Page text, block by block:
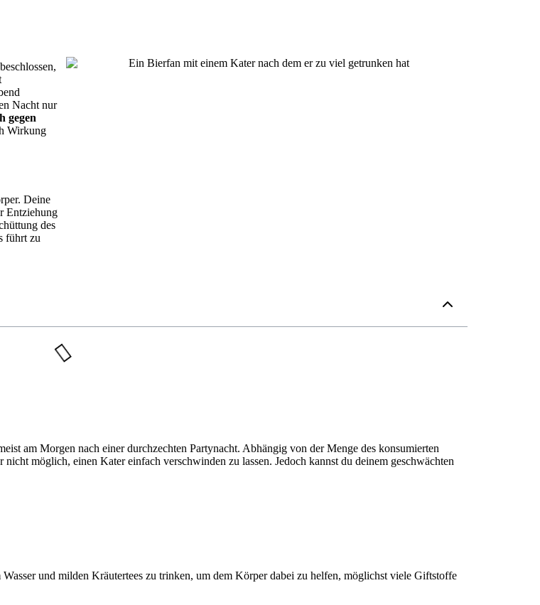
Nacht nur
gegen
Wirkung
Deine
Entziehung
des
führt zu
am Morgen nach einer durchzechten Partynacht. Abhängig von der Menge des konsumierten
möglich, einen Kater einfach verschwinden zu lassen. Jedoch kannst du deinem geschwächten
und milden Kräutertees zu trinken, um dem Körper dabei zu helfen, möglichst viele Giftstoffe